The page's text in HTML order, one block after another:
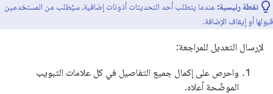
نقطة رئيسية: عندما يتطلب أحد التحديثات أذونات إضافية، سيُطلب من المستخدمين
قبولها أو إيقاف الإضافة.
لإرسال التعديل للمراجعة:
واحرص على إكمال جميع التفاصيل في كل علامات التبويب
الموضّحة أعلاه.